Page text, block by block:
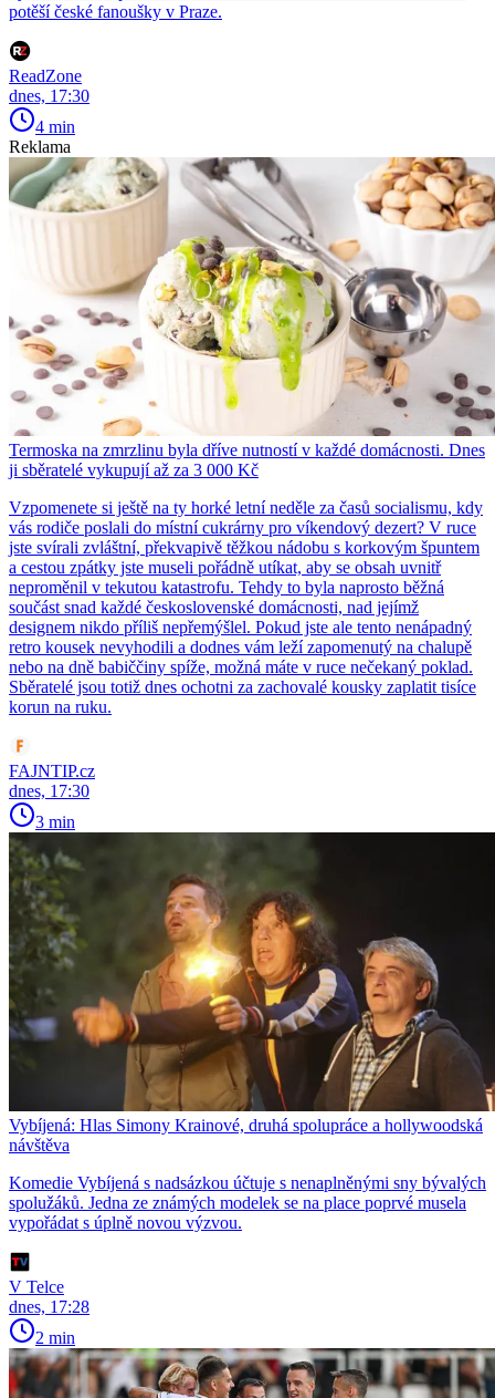
potěší české fanoušky v Praze.
ReadZone
dnes, 17:30
4 min
Reklama
Termoska na zmrzlinu byla dříve nutností v každé domácnosti. Dnes
ji sběratelé vykupují až za 3 000 Kč
Vzpomenete si ještě na ty horké letní neděle za časů socialismu, kdy
vás rodiče poslali do místní cukrárny pro víkendový dezert? V ruce
jste svírali zvláštní, překvapivě těžkou nádobu s korkovým špuntem
a cestou zpátky jste museli pořádně utíkat, aby se obsah uvnitř
neproměnil v tekutou katastrofu. Tehdy to byla naprosto běžná
součást snad každé československé domácnosti, nad jejímž
designem nikdo příliš nepřemýšlel. Pokud jste ale tento nenápadný
retro kousek nevyhodili a dodnes vám leží zapomenutý na chalupě
nebo na dně babiččiny spíže, možná máte v ruce nečekaný poklad.
Sběratelé jsou totiž dnes ochotni za zachovalé kousky zaplatit tisíce
korun na ruku.
FAJNTIP.cz
dnes, 17:30
3 min
Vybíjená: Hlas Simony Krainové, druhá spolupráce a hollywoodská
návštěva
Komedie Vybíjená s nadsázkou účtuje s nenaplněnými sny bývalých
spolužáků. Jedna ze známých modelek se na place poprvé musela
vypořádat s úplně novou výzvou.
V Telce
dnes, 17:28
2 min